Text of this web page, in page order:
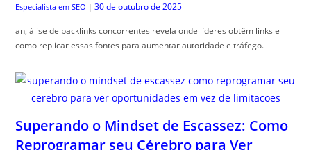
Especialista em SEO | 30 de outubro de 2025
an, álise de backlinks concorrentes revela onde líderes obtêm links e
como replicar essas fontes para aumentar autoridade e tráfego.
Superando o Mindset de Escassez: Como
Reprogramar seu Cérebro para Ver